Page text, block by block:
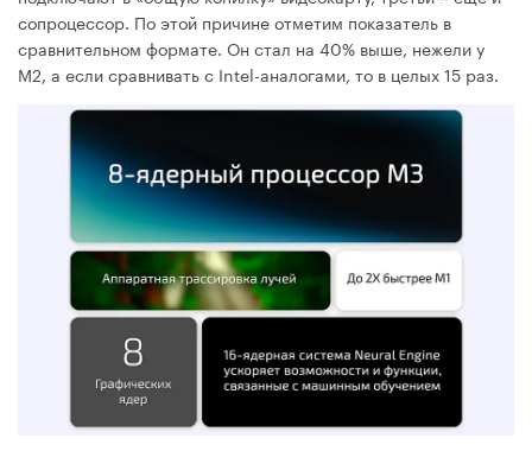
сопроцессор. По этой причине отметим показатель в
сравнительном формате. Он стал на 40% выше, нежели у
M2, а если сравнивать с Intel-аналогами, то в целых 15 раз.